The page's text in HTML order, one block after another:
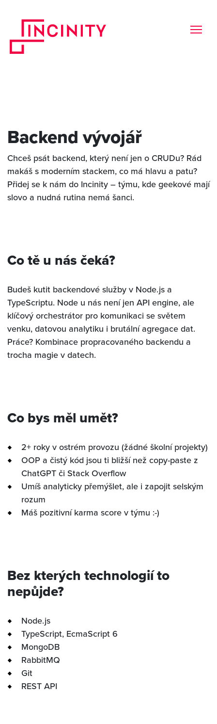
Backend vývojář
Chceš psát backend, který není jen o CRUDu? Rád
makáš s moderním stackem, co má hlavu a patu?
Přidej se k nám do Incinity – týmu, kde geekové mají
slovo a nudná rutina nemá šanci.
Co tě u nás čeká?
Budeš kutit backendové služby v Node.js a
TypeScriptu. Node u nás není jen API engine, ale
klíčový orchestrátor pro komunikaci se světem
venku, datovou analytiku i brutální agregace dat.
Práce? Kombinace propracovaného backendu a
trocha magie v datech.
Co bys měl umět?
2+ roky v ostrém provozu (žádné školní projekty)
OOP a čistý kód jsou ti bližší než copy-paste z
ChatGPT či Stack Overflow
Umíš analyticky přemýšlet, ale i zapojit selským
rozum
Máš pozitivní karma score v týmu :-)
Bez kterých technologií to
nepůjde?
Node.js
TypeScript, EcmaScript 6
MongoDB
RabbitMQ
Git
REST API